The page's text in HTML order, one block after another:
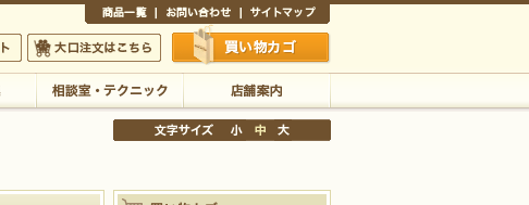
ます
大口注文はこちら 買い物かご